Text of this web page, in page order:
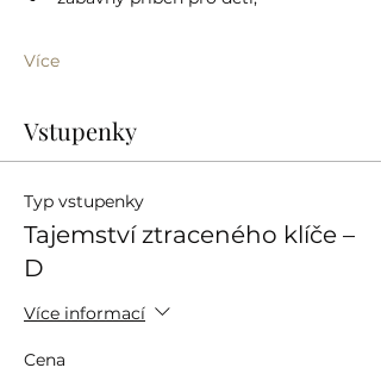
Více
Vstupenky
Typ vstupenky
Tajemství ztraceného klíče –
D
Více informací
Cena